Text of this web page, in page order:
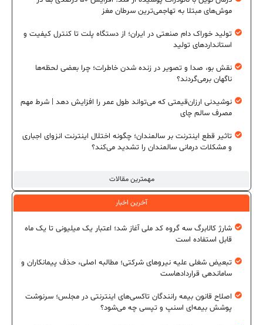
مهمترین مقالات
موش‌های مبتلا به تهاجمی‌ترین سرطان مغز
تولید خوراک دام صنعتی در ایران؛ از دستگاه پلت تا کنترل کیفیت و
استانداردهای تولید
نقش بو، صدا و تصویر در زنده شدن خاطرات؛ چرا بعضی لحظه‌ها
ناگهان برمی‌گردند؟
نوشیدنی ارزان‌قیمتی که می‌تواند طول عمر را افزایش دهد | شرط مهم
مصرف سالم چای
تاثیر قطع اینترنت بر سالمندان؛ چگونه اختلال اینترنت انزوای اجباری
و مشکلات درمانی سالمندان را تشدید می‌کند؟
آخرین اخبار
شارژ کالابرگ سه گروه کد ملی آغاز شد؛ اعتبار یک میلیونی تا یک ماه
قابل استفاده است
تبعیض شغلی علیه نیروهای شرکتی؛ مطالبه اصلی، حذف پیمانکاران و
ساماندهی قراردادهاست
اصلاح قانون بیمه رانندگان تاکسی‌های اینترنتی در مجلس؛ سرنوشت
پوشش بیمه‌ای اسنپ و تپسی چه می‌شود؟